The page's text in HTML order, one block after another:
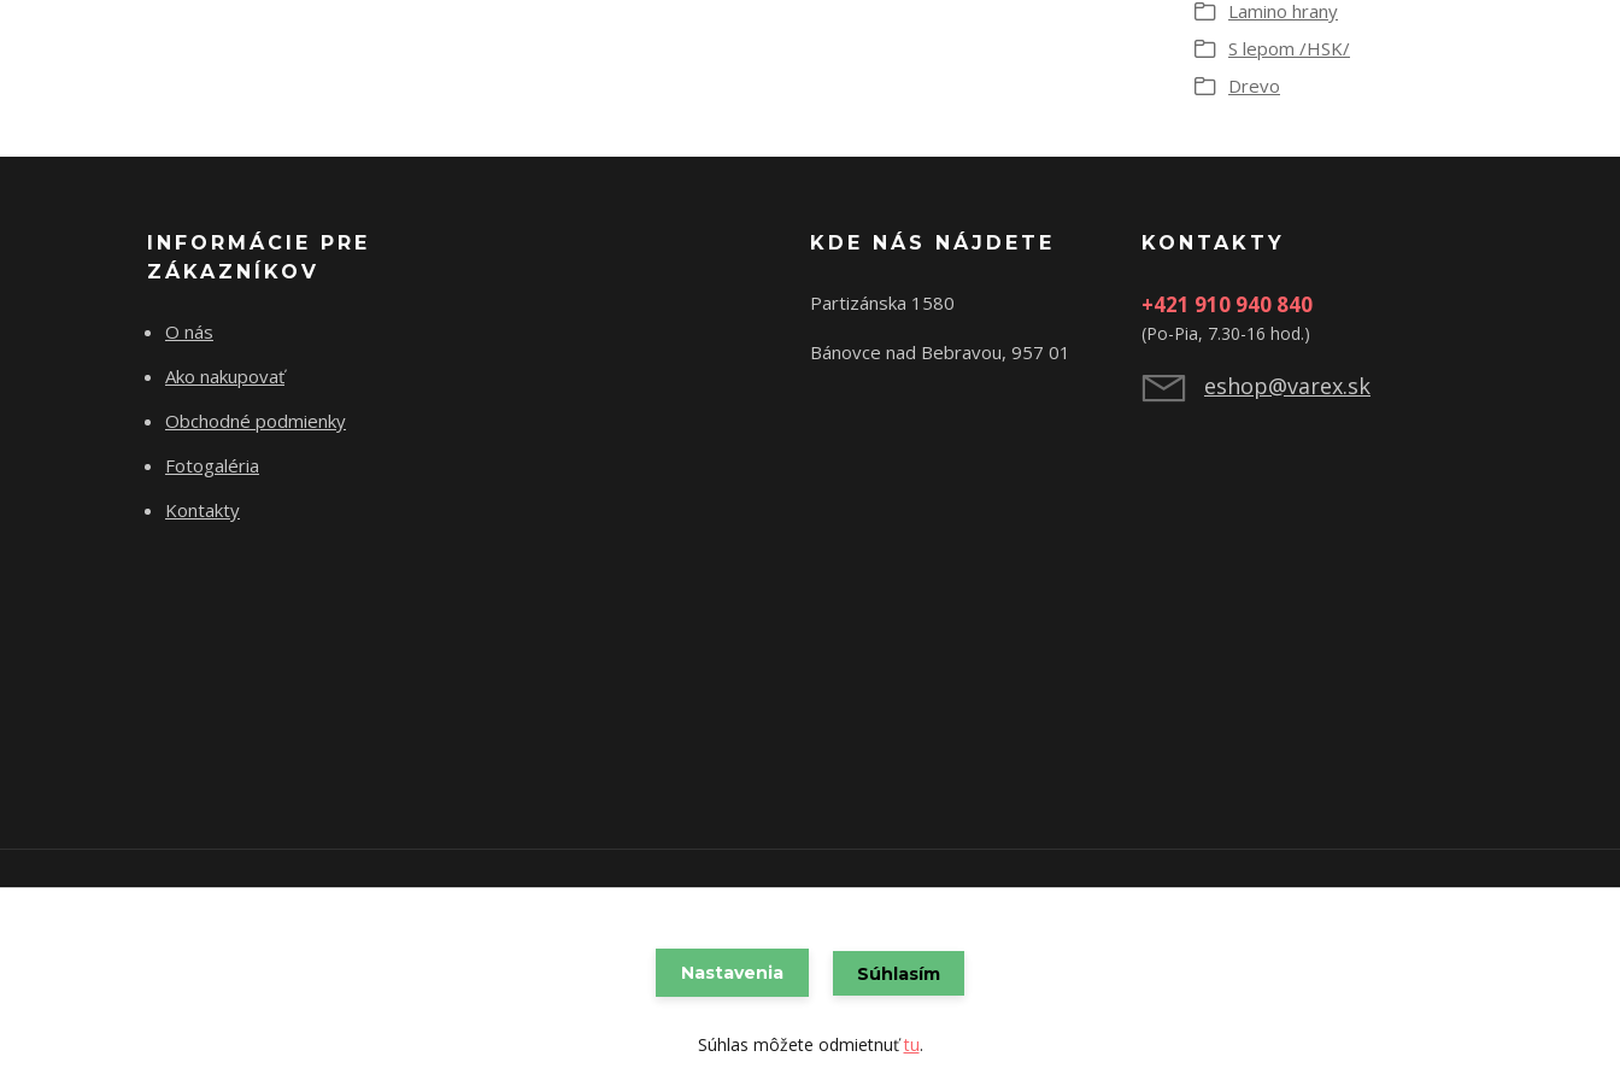
Lamino hrany
S lepom /HSK/
Drevo
INFORMÁCIE PRE
ZÁKAZNÍKOV
O nás
Ako nakupovať
Obchodné podmienky
Fotogaléria
Kontakty
KDE NÁS NÁJDETE
Partizánska 1580
Bánovce nad Bebravou, 957 01
KONTAKTY
+421 910 940 840
(Po-Pia, 7.30-16 hod.)
eshop@varex.sk
Vytvorené na
Eshop-rychlo.sk
Nastavenia Súhlasím
Súhlas môžete odmietnuťtu.